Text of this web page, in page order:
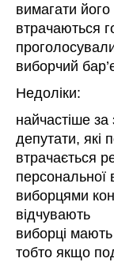
вимагати
втрачаються
виборчий
Недоліки:
найчастіше
депутати, які
втрачається
персональної
виборцями
відчувають
виборці
тобто якщо